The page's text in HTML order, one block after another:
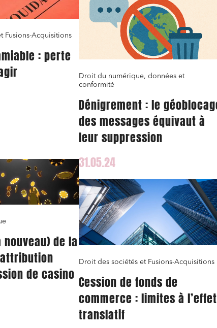
Fusions-Acquisitions
: perte
Droit du numérique, données et
conformité
Dénigrement : le
des messages équivaut à
leur suppression
de la
de casino
31.05.24
Droit des sociétés et Fusions-Acquisitions
Cession de fonds de
commerce : limites à l’effet
translatif
et contrats
Associations et acteurs de
sociale et solidaire
Immobilier et habitat
du numérique Établissements financiers
transport Règlement des litiges
données et
Relations sociales et droit du
et collectivités Commande publique
Environnement
et aménagement Banque finance et assurance